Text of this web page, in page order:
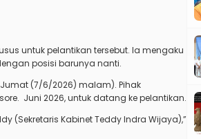
untuk pelantikan tersebut. Ia mengaku
posisi barunya nanti.
(7/6/2026) malam). Pihak
Juni 2026, untuk datang ke pelantikan.
(Sekretaris Kabinet Teddy Indra Wijaya),”